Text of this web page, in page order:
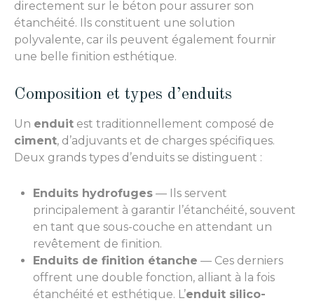
directement sur le béton pour assurer son
étanchéité. Ils constituent une solution
polyvalente, car ils peuvent également fournir
une belle finition esthétique.
Composition et types d’enduits
Un enduit est traditionnellement composé de
ciment, d’adjuvants et de charges spécifiques.
Deux grands types d’enduits se distinguent :
Enduits hydrofuges — Ils servent
principalement à garantir l’étanchéité, souvent
en tant que sous-couche en attendant un
revêtement de finition.
Enduits de finition étanche — Ces derniers
offrent une double fonction, alliant à la fois
étanchéité et esthétique. L’enduit silico-